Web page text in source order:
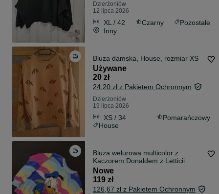
Dzierżoniów
12 lipca 2026
XL / 42 Czarny
Pozostałe
Inny
Bluza damska, House, rozmiar XS
Używane
20 zł
24,20 zł z Pakietem Ochronnym
Dzierżoniów
19 lipca 2026
XS / 34
Pomarańczowy
House
Bluza welurowa multicolor z
Kaczorem Donaldem z Letticii
Nowe
119 zł
126,67 zł z Pakietem Ochronnym